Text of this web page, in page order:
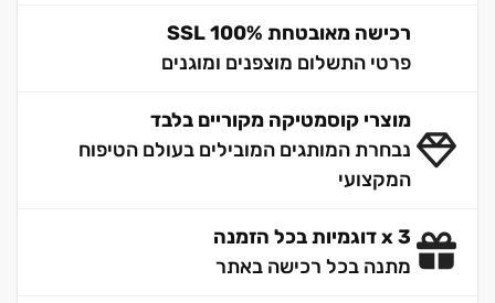
רכישה מאובטחת 100% SSL
פרטי התשלום מוצפנים ומוגנים
מוצרי קוסמטיקה מקוריים בלבד
נבחרת המותגים המובילים בעולם הטיפוח
המקצועי
3 x דוגמיות בכל הזמנה
מתנה בכל רכישה באתר